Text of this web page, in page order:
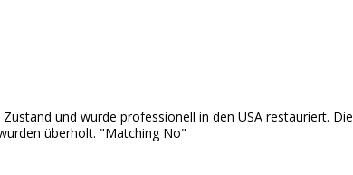
und wurde professionell in den USA restauriert. Die
überholt. "Matching No"